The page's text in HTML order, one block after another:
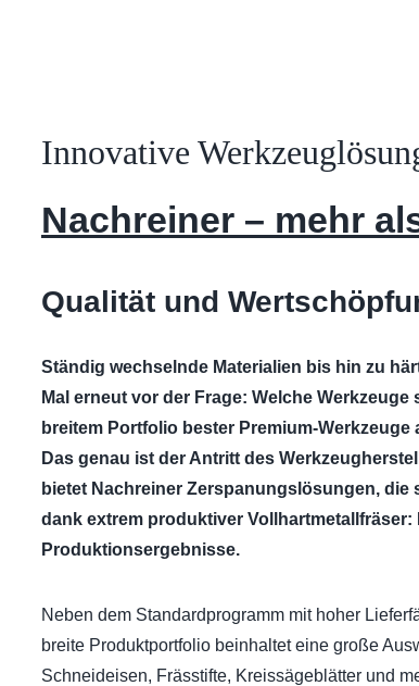
Innovative
Nachreiner – mehr
Qualität und
Ständig wechselnde Materialien bis hin zu
Mal erneut vor der Frage: Welche
breitem Portfolio bester Premium-
Das genau ist der Antritt des
bietet Nachreiner Zerspanungslösungen,
dank extrem produktiver
Produktionsergebnisse.
Neben dem Standardprogramm mit hoher
breite Produktportfolio beinhaltet eine große
Schneideisen, Fräs­stif­te, Kreissägeblätter und